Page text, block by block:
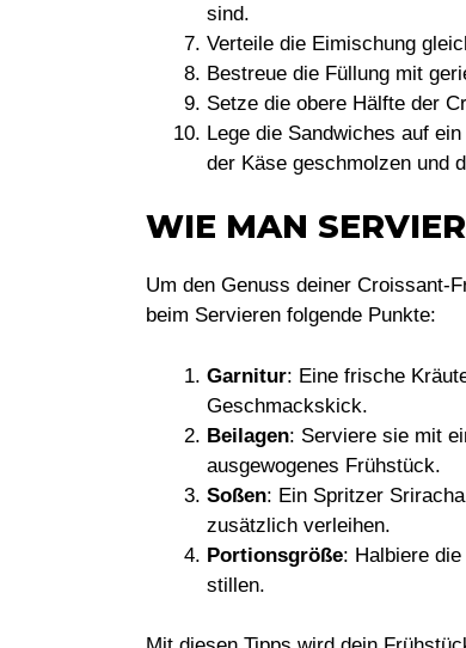
sind.
Verteile die Eimischung
Bestreue die Füllung mit
Setze die obere Hälfte der
Lege die Sandwiches auf
der Käse geschmolzen und
WIE MAN
Um den Genuss deiner Croissant-
beim Servieren folgende Punkte:
Garnitur: Eine frische
Geschmackskick.
Beilagen: Serviere sie mit
ausgewogenes Frühstück.
Soßen: Ein Spritzer
zusätzlich verleihen.
Portionsgröße: Halbiere
stillen.